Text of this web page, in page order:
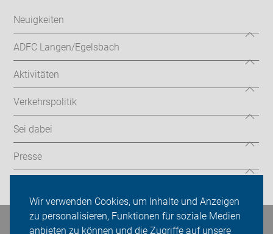
Wir verwenden Cookies, um Inhalte und Anzeigen
zu personalisieren, Funktionen für soziale Medien
anbieten zu können und die Zugriffe auf unsere
Neuigkeiten
ADFC Langen/Egelsbach
Aktivitäten
Verkehrspolitik
Sei dabei
Presse
Bleiben Sie in Kontakt